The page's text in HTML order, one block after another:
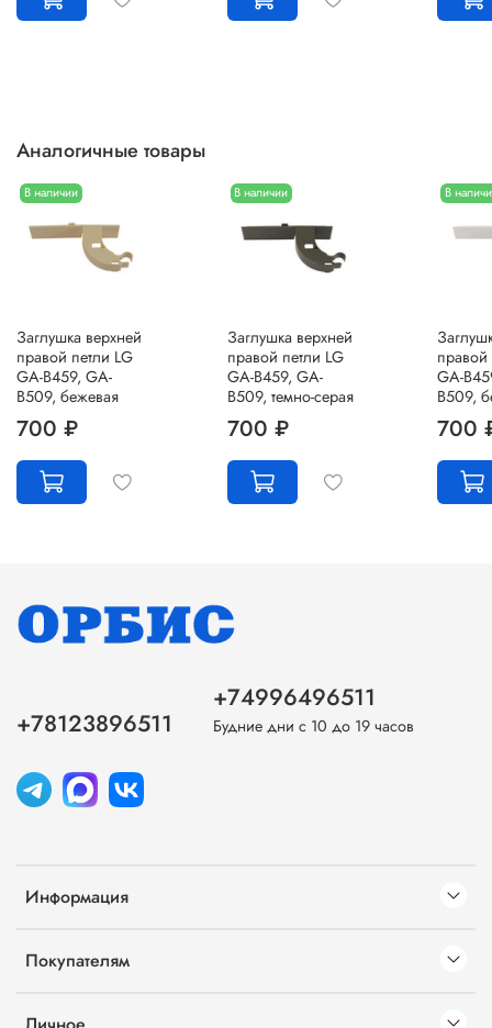
Аналогичные товары
В наличии
Заглушка верхней
правой петли LG
GA-B459, GA-
B509, бежевая
700 ₽
В наличии
Заглушка верхней
правой петли LG
GA-B459, GA-
B509, темно-серая
700 ₽
В
правой
GA-
B509,
700
Информация
Покупателям
+78123896511
+74996496511
Будние дни с 10 до 19 часов